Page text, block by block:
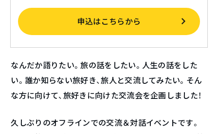
申込はこちらから
なんだか語りたい。旅の話をしたい。人生の話をした
い。誰か知らない旅好き、旅人と交流してみたい。そん
な方に向けて、旅好きに向けた交流会を企画しました！
久しぶりのオフラインでの交流＆対話イベントです。